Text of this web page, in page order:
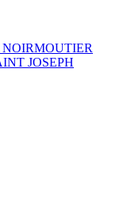
NOIRMOUTIER
JOSEPH